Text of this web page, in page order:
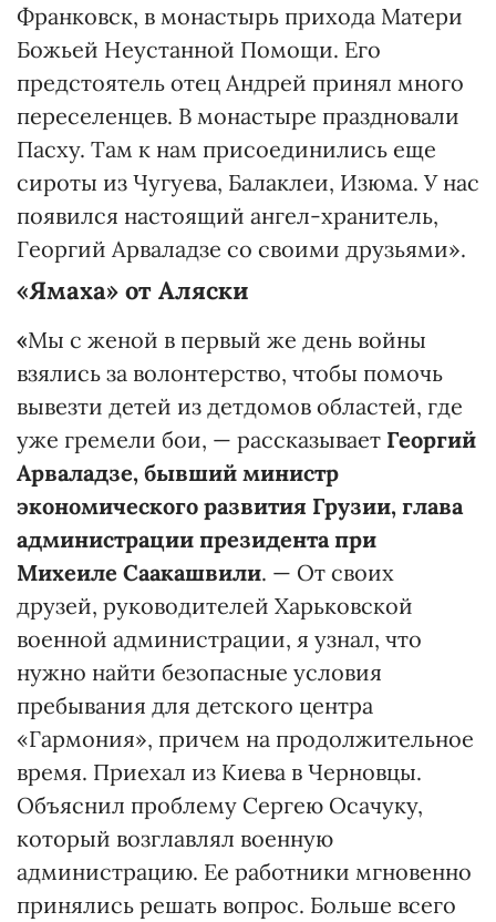
Франковск, в монастырь прихода Матери
Божьей Неустанной Помощи. Его
предстоятель отец Андрей принял много
переселенцев. В монастыре праздновали
Пасху. Там к нам присоединились еще
сироты из Чугуева, Балаклеи, Изюма. У нас
появился настоящий ангел-хранитель,
Георгий Арваладзе со своими друзьями».
«Ямаха» от Аляски
«Мы с женой в первый же день войны
взялись за волонтерство, чтобы помочь
вывезти детей из детдомов областей, где
уже гремели бои, — рассказывает Георгий
Арваладзе, бывший министр
экономического развития Грузии, глава
администрации президента при
Михеиле Саакашвили. — От своих
друзей, руководителей Харьковской
военной администрации, я узнал, что
нужно найти безопасные условия
пребывания для детского центра
«Гармония», причем на продолжительное
время. Приехал из Киева в Черновцы.
Объяснил проблему Сергею Осачуку,
который возглавлял военную
администрацию. Ее работники мгновенно
принялись решать вопрос. Больше всего